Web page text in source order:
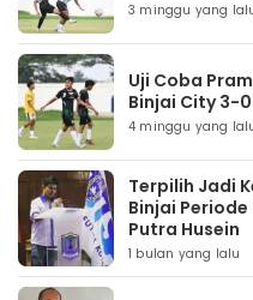
3 minggu yang
Uji Coba
Binjai City 3-0
4 minggu yang
Terpilih Jadi
Binjai
Putra Husein
1 bulan yang lalu